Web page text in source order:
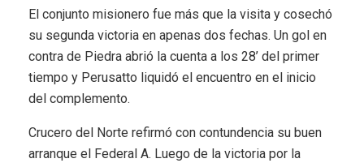
El conjunto misionero fue más que la visita y cosechó
su segunda victoria en apenas dos fechas. Un gol en
contra de Piedra abrió la cuenta a los 28’ del primer
tiempo y Perusatto liquidó el encuentro en el inicio
del complemento.
Crucero del Norte refirmó con contundencia su buen
arranque el Federal A. Luego de la victoria por la